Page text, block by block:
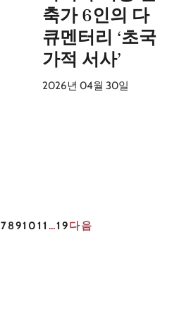
축가 6인의 다
큐멘터리 ‘초국
가적 서사’
2026년 04월 30일
7891011 …19다음